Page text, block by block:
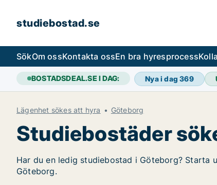
studiebostad.se
SökOm ossKontakta ossEn bra hyresprocess
BOSTADSDEAL.SE I DAG: Nya i dag369
Lägenhet sökes att hyra Göteborg
Studiebostäder
Har du en ledig studiebostad i Göteborg?
Göteborg.